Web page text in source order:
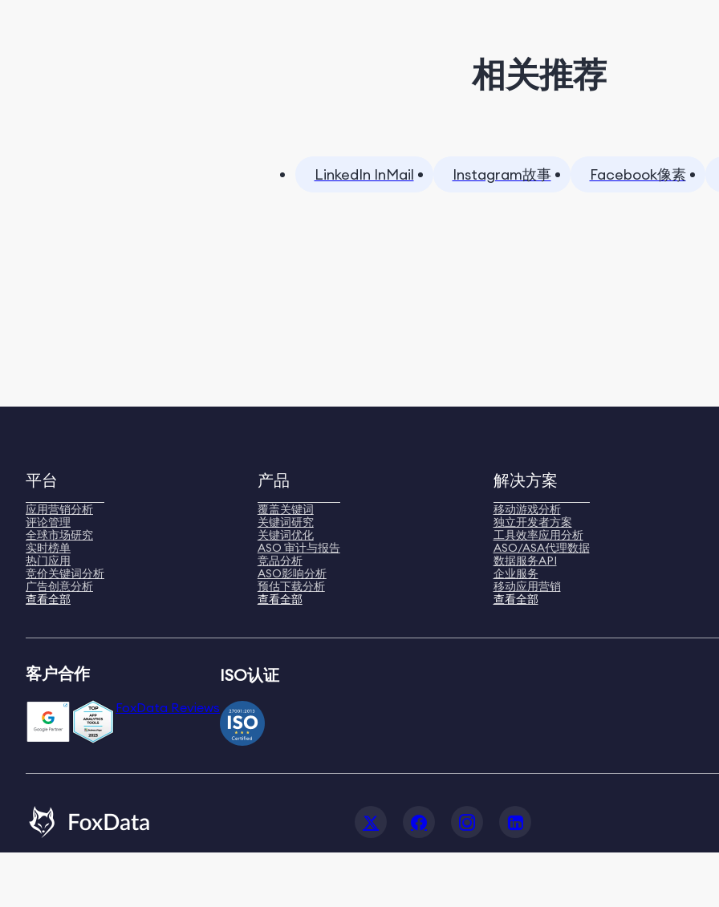
相关推荐
LinkedIn InMail Instagram故事 Facebook像素
平台
应用营销分析
评论管理
全球市场研究
实时榜单
热门应用
竞价关键词分析
广告创意分析
查看全部
产品
覆盖关键词
关键词研究
关键词优化
ASO 审计与报告
竞品分析
ASO影响分析
预估下载分析
查看全部
解决方案
移动游戏分析
独立开发者方案
工具效率应用分析
ASO/ASA代理数据
数据服务API
企业服务
移动应用营销
查看全部
客户合作
FoxData Reviews
ISO认证